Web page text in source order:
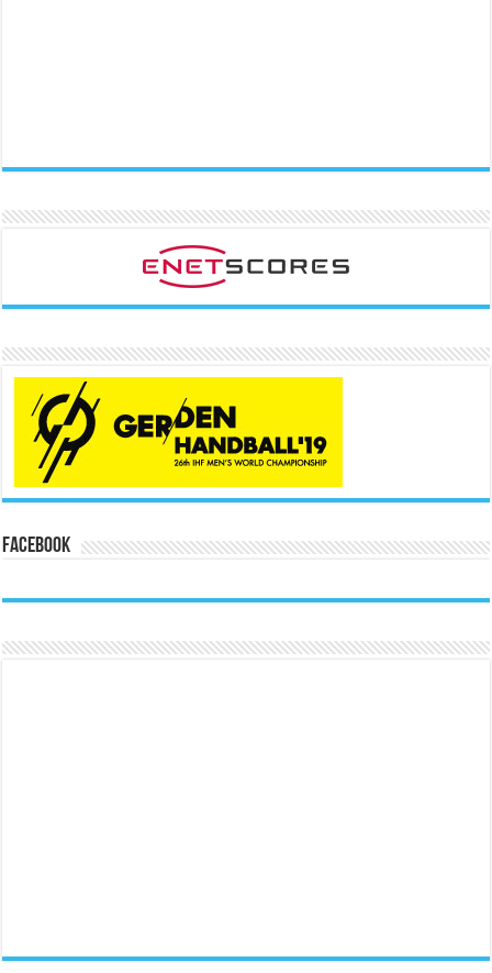
Facebook